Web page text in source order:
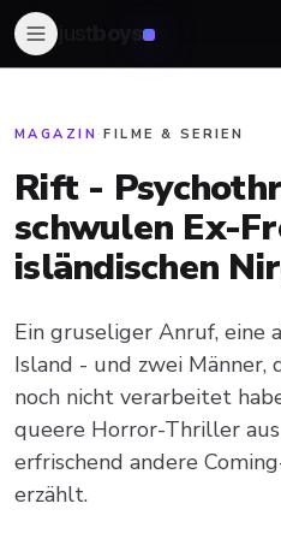
boys
MAGAZIN ·FILME & SERIEN
Rift -
schwulen Ex-
isländischen
Ein gruseliger Anruf, eine
Island - und zwei Männer,
noch nicht verarbeitet
queere Horror-Thriller
erfrischend andere
erzählt.